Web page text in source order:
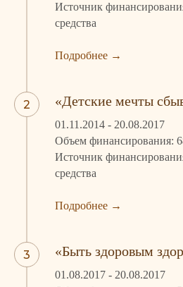
Источник
средства
Подробнее →
«Детские мечты
01.11.2014 - 20.08.2017
Объем финансирования:
Источник
средства
Подробнее →
«Быть здоровым
01.08.2017 - 20.08.2017